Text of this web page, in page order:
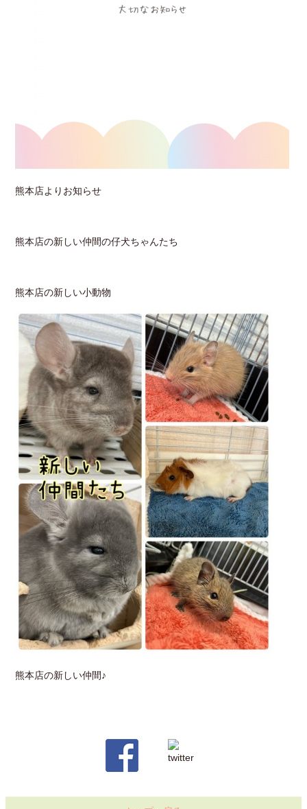
熊本店よりお知らせ
熊本店の新しい仲間の仔犬ちゃんたち
熊本店の新しい小動物
熊本店の新しい仲間♪